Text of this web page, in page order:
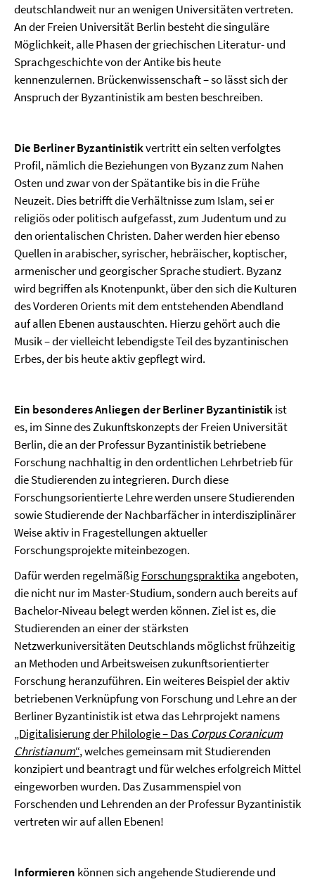
deutschlandweit nur an wenigen Universitäten vertreten.
An der Freien Universität Berlin besteht die singuläre
Möglichkeit, alle Phasen der griechischen Literatur- und
Sprachgeschichte von der Antike bis heute
kennenzulernen. Brückenwissenschaft – so lässt sich der
Anspruch der Byzantinistik am besten beschreiben.
Die Berliner Byzantinistikvertritt ein selten verfolgtes
Profil, nämlich die Beziehungen von Byzanz zum Nahen
Osten und zwar von der Spätantike bis in die Frühe
Neuzeit. Dies betrifft die Verhältnisse zum Islam, sei er
religiös oder politisch aufgefasst, zum Judentum und zu
den orientalischen Christen. Daher werden hier ebenso
Quellen in arabischer, syrischer, hebräischer, koptischer,
armenischer und georgischer Sprache studiert. Byzanz
wird begriffen als Knotenpunkt, über den sich die Kulturen
des Vorderen Orients mit dem entstehenden Abendland
auf allen Ebenen austauschten. Hierzu gehört auch die
Musik – der vielleicht lebendigste Teil des byzantinischen
Erbes, der bis heute aktiv gepflegt wird.
Ein besonderes Anliegen der Berliner Byzantinistikist
es, im Sinne des Zukunftskonzepts der Freien Universität
Berlin, die an der Professur Byzantinistik betriebene
Forschung nachhaltig in den ordentlichen Lehrbetrieb für
die Studierenden zu integrieren. Durch diese
Forschungsorientierte Lehre werden unsere Studierenden
sowie Studierende der Nachbarfächer in interdisziplinärer
Weise aktiv in Fragestellungen aktueller
Forschungsprojekte miteinbezogen.
Dafür werden regelmäßigForschungspraktika angeboten,
die nicht nur im Master-Studium, sondern auch bereits auf
Bachelor-Niveau belegt werden können. Ziel ist es, die
Studierenden an einer der stärksten
Netzwerkuniversitäten Deutschlands möglichst frühzeitig
an Methoden und Arbeitsweisen zukunftsorientierter
Forschung heranzuführen. Ein weiteres Beispiel der aktiv
betriebenen Verknüpfung von Forschung und Lehre an der
Berliner Byzantinistik ist etwa das Lehrprojekt namens
„Digitalisierung der Philologie – Das Corpus Coranicum
Christianum“, welches gemeinsam mit Studierenden
konzipiert und beantragt und für welches erfolgreich Mittel
eingeworben wurden. Das Zusammenspiel von
Forschenden und Lehrenden an der Professur Byzantinistik
vertreten wir auf allen Ebenen!
Informieren können sich angehende Studierende und